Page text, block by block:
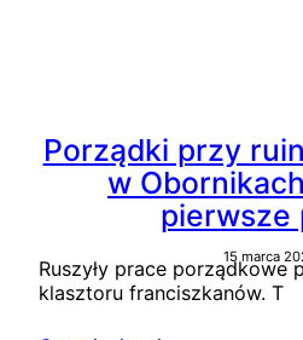
Porządki przy
w
pierwsze
15 marca
Ruszyły prace porządkowe
klasztoru franciszkanów. T